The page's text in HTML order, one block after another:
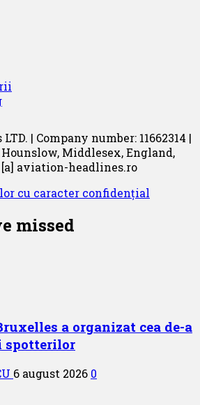
| Company number: 11662314 |
Middlesex, England,
aviation-headlines.ro
cu caracter confidențial
missed
a organizat cea de-a
spotterilor
6 august 2026 0